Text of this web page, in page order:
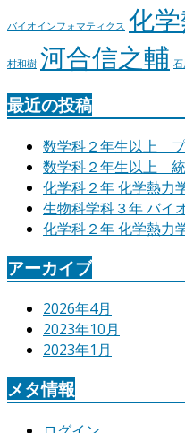
バイオインフォマティクス 化
村和樹 河合信之輔
最近の投稿
数学科２年生以上
数学科２年生以上
化学科２年 化学熱力
生物科学科３年 バイ
化学科２年 化学熱力
アーカイブ
2026年4月
2023年10月
2023年1月
メタ情報